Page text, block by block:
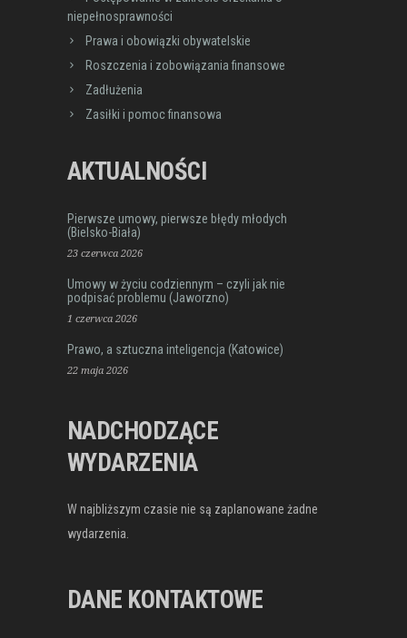
niepełnosprawności
Prawa i obowiązki obywatelskie
Roszczenia i zobowiązania finansowe
Zadłużenia
Zasiłki i pomoc finansowa
AKTUALNOŚCI
Pierwsze umowy, pierwsze błędy młodych
(Bielsko-Biała)
23 czerwca 2026
Umowy w życiu codziennym – czyli jak nie
podpisać problemu (Jaworzno)
1 czerwca 2026
Prawo, a sztuczna inteligencja (Katowice)
22 maja 2026
NADCHODZĄCE
WYDARZENIA
W najbliższym czasie nie są zaplanowane żadne
wydarzenia.
DANE KONTAKTOWE